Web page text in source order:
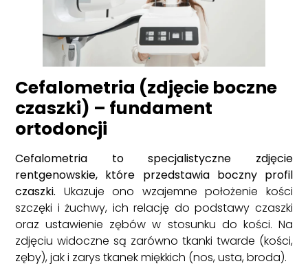
Cefalometria (zdjęcie boczne
czaszki) – fundament
ortodoncji
Cefalometria to specjalistyczne zdjęcie
rentgenowskie, które przedstawia boczny profil
czaszki. Ukazuje ono wzajemne położenie kości
szczęki i żuchwy, ich relację do podstawy czaszki
oraz ustawienie zębów w stosunku do kości. Na
zdjęciu widoczne są zarówno tkanki twarde (kości,
zęby), jak i zarys tkanek miękkich (nos, usta, broda).